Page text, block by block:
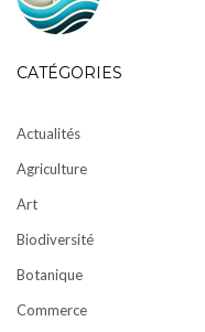
CATÉGORIES
Actualités
Agriculture
Art
Biodiversité
Botanique
Commerce